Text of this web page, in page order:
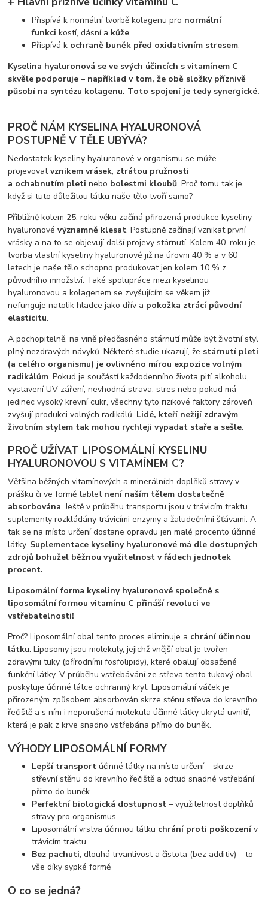
Přispívá k normální tvorbě kolagenu pro normální
funkcikostí, dásní a kůže.
Přispívá k ochraně buněk před oxidativním stresem.
Kyselina hyaluronová se ve svých účincích s vitamínem C
skvěle podporuje – například v tom, že obě složky příznivě
působí na syntézu kolagenu. Toto spojení je tedy synergické.
PROČ NÁM KYSELINA HYALURONOVÁ
POSTUPNĚ V TĚLE UBÝVÁ?
Nedostatek kyseliny hyaluronové v organismu se může
projevovatvznikem vrásek, ztrátou pružnosti
a ochabnutím pleti nebo bolestmi kloubů. Proč tomu tak je,
když si tuto důležitou látku naše tělo tvoří samo?
Přibližně kolem 25. roku věku začíná přirozená produkce kyseliny
hyaluronovévýznamně klesat. Postupně začínají vznikat první
vrásky a na to se objevují další projevy stárnutí. Kolem 40. roku je
tvorba vlastní kyseliny hyaluronové již na úrovni 40 % a v 60
letech je naše tělo schopno produkovat jen kolem 10 % z
původního množství. Také spolupráce mezi kyselinou
hyaluronovou a kolagenem se zvyšujícím se věkem již
nefunguje natolik hladce jako dřív a pokožka ztrácí původní
elasticitu.
A pochopitelně, na vině předčasného stárnutí může být životní styl
plný nezdravých návyků. Některé studie ukazují, že stárnutí pleti
(a celého organismu) je ovlivněno mírou expozice volným
radikálům. Pokud je součástí každodenního života pití alkoholu,
vystavení UV záření, nevhodná strava, stres nebo pokud má
jedinec vysoký krevní cukr, všechny tyto rizikové faktory zároveň
zvyšují produkci volných radikálů. Lidé, kteří nežijí zdravým
životním stylem tak mohou rychleji vypadat staře a sešle.
PROČ UŽÍVAT LIPOSOMÁLNÍ KYSELINU
HYALURONOVOU S VITAMÍNEM C?
Většina běžných vitamínových a minerálních doplňků stravy v
prášku či ve formě tablet není naším tělem dostatečně
absorbována. Ještě v průběhu transportu jsou v trávicím traktu
suplementy rozkládány trávicími enzymy a žaludečními šťávami. A
tak se na místo určení dostane opravdu jen malé procento účinné
látky. Suplementace kyseliny hyaluronové má dle dostupných
zdrojů bohužel běžnou využitelnost v řádech jednotek
procent.
Liposomální forma kyseliny hyaluronové společně s
liposomální formou vitamínu C přináší revoluci ve
vstřebatelnosti!
Proč? Liposomální obal tento proces eliminuje a chrání účinnou
látku. Liposomy jsou molekuly, jejichž vnější obal je tvořen
zdravými tuky (přírodními fosfolipidy), které obalují obsažené
funkční látky. V průběhu vstřebávání ze střeva tento tukový obal
poskytuje účinné látce ochranný kryt. Liposomální váček je
přirozeným způsobem absorbován skrze stěnu střeva do krevního
řečiště a s ním i neporušená molekula účinné látky ukrytá uvnitř,
která je pak z krve snadno vstřebána přímo do buněk.
VÝHODY LIPOSOMÁLNÍ FORMY
Lepší transport účinné látky na místo určení – skrze
střevní stěnu do krevního řečiště a odtud snadné vstřebání
přímo do buněk
Perfektní biologická dostupnost – využitelnost doplňků
stravy pro organismus
Liposomální vrstva účinnou látku chrání proti poškozenív
trávicím traktu
Bez pachuti, dlouhá trvanlivost a čistota (bez additiv) – to
vše díky sypké formě
O co se jedná?